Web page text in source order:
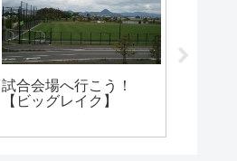
【AS.Laranja Kyoto】第
2節vs FC BASARA